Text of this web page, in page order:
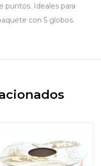
puntos. Ideales para
con 5 globos.